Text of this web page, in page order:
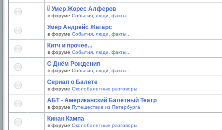
Умер Жорес Алферов
в форуме События, люди, факты...
Умер Андрейс Жагарс
в форуме События, люди, факты...
Китч и прочее...
в форуме События, люди, факты...
С Днём Рождения
в форуме События, люди, факты...
Сериал о Балете
в форуме Околобалетные разговоры
АБТ - Американский Балетный Театр
в форуме Путешествие из Петербурга
Кинан Кампа
в форуме Околобалетные разговоры